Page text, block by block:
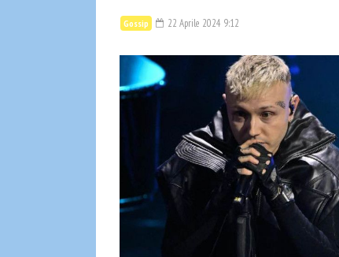
Gossip 22 Aprile 2024 9:12